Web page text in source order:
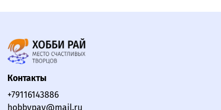
Контакты
+79116143886